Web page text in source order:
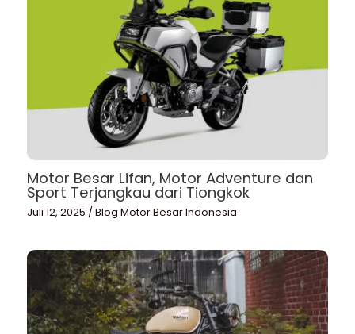
Motor Besar Lifan, Motor Adventure dan
Sport Terjangkau dari Tiongkok
Juli 12, 2025 /Blog Motor Besar Indonesia